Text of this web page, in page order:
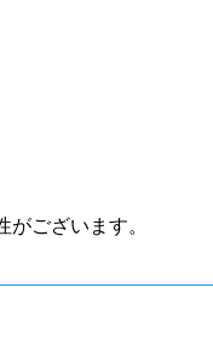
ございます。